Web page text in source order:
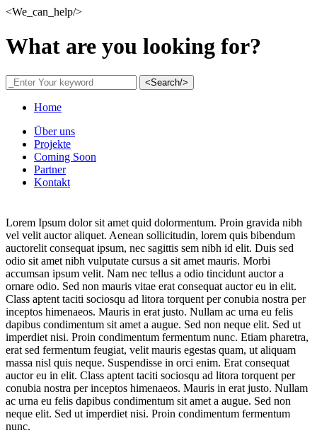
<We_can_help/>
What are you looking for?
<Search/>
Home
Über uns
Projekte
Coming Soon
Partner
Kontakt
Lorem Ipsum dolor sit amet quid dolormentum. Proin gravida nibh
vel velit auctor aliquet. Aenean sollicitudin, lorem quis bibendum
auctorelit consequat ipsum, nec sagittis sem nibh id elit. Duis sed
odio sit amet nibh vulputate cursus a sit amet mauris. Morbi
accumsan ipsum velit. Nam nec tellus a odio tincidunt auctor a
ornare odio. Sed non mauris vitae erat consequat auctor eu in elit.
Class aptent taciti sociosqu ad litora torquent per conubia nostra per
inceptos himenaeos. Mauris in erat justo. Nullam ac urna eu felis
dapibus condimentum sit amet a augue. Sed non neque elit. Sed ut
imperdiet nisi. Proin condimentum fermentum nunc. Etiam pharetra,
erat sed fermentum feugiat, velit mauris egestas quam, ut aliquam
massa nisl quis neque. Suspendisse in orci enim. Erat consequat
auctor eu in elit. Class aptent taciti sociosqu ad litora torquent per
conubia nostra per inceptos himenaeos. Mauris in erat justo. Nullam
ac urna eu felis dapibus condimentum sit amet a augue. Sed non
neque elit. Sed ut imperdiet nisi. Proin condimentum fermentum
nunc.